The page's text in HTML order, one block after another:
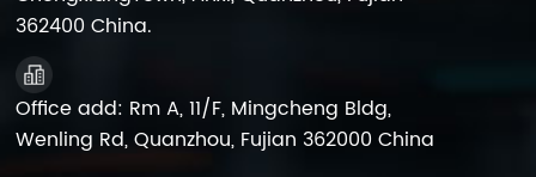
362400 China.
Office add: Rm A, 11/F, Mingcheng Bldg,
Wenling Rd, Quanzhou, Fujian 362000 China